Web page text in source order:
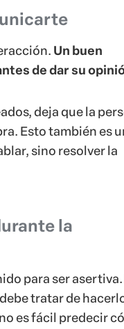
Un buen
de dar su
deja que la
Esto también es
sino resolver la
la
para ser asertiva.
tratar de
es fácil predecir